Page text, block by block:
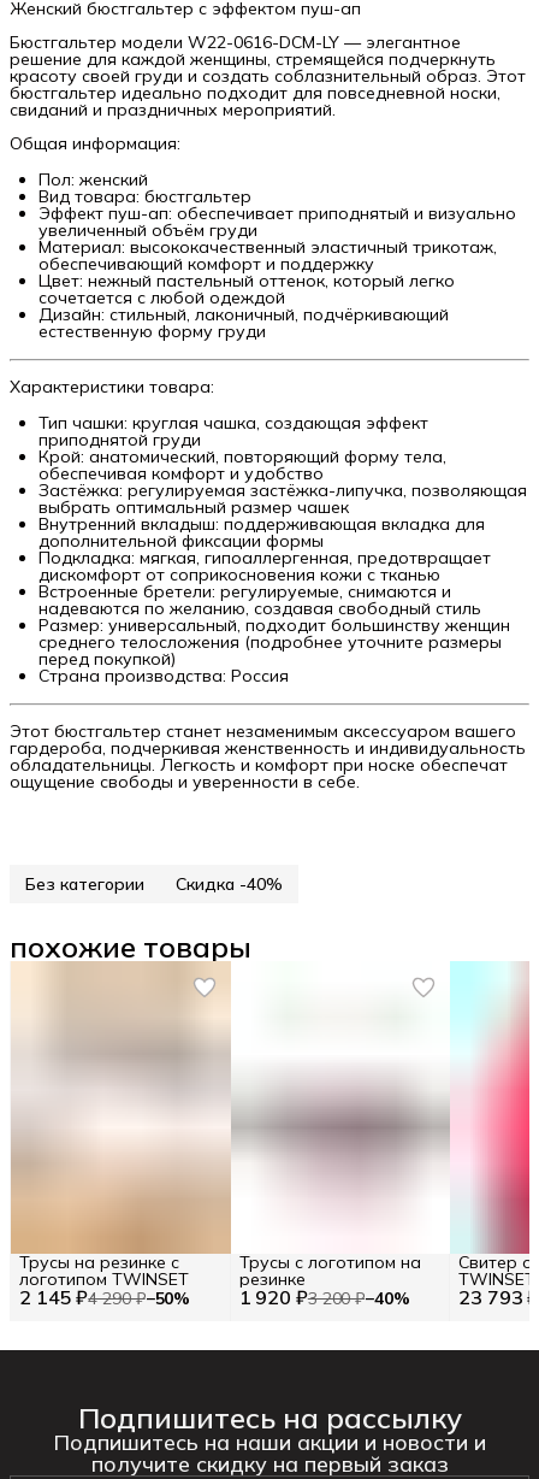
Женский бюстгальтер с эффектом пуш-ап
Бюстгальтер модели W22-0616-DCM-LY — элегантное
решение для каждой женщины, стремящейся подчеркнуть
красоту своей груди и создать соблазнительный образ. Этот
бюстгальтер идеально подходит для повседневной носки,
свиданий и праздничных мероприятий.
Общая информация:
Пол: женский
Вид товара: бюстгальтер
Эффект пуш-ап: обеспечивает приподнятый и визуально
увеличенный объём груди
Материал: высококачественный эластичный трикотаж,
обеспечивающий комфорт и поддержку
Цвет: нежный пастельный оттенок, который легко
сочетается с любой одеждой
Дизайн: стильный, лаконичный, подчёркивающий
естественную форму груди
Характеристики товара:
Тип чашки: круглая чашка, создающая эффект
приподнятой груди
Крой: анатомический, повторяющий форму тела,
обеспечивая комфорт и удобство
Застёжка: регулируемая застёжка-липучка, позволяющая
выбрать оптимальный размер чашек
Внутренний вкладыш: поддерживающая вкладка для
дополнительной фиксации формы
Подкладка: мягкая, гипоаллергенная, предотвращает
дискомфорт от соприкосновения кожи с тканью
Встроенные бретели: регулируемые, снимаются и
надеваются по желанию, создавая свободный стиль
Размер: универсальный, подходит большинству женщин
среднего телосложения (подробнее уточните размеры
перед покупкой)
Страна производства: Россия
Этот бюстгальтер станет незаменимым аксессуаром вашего
гардероба, подчеркивая женственность и индивидуальность
обладательницы. Легкость и комфорт при носке обеспечат
ощущение свободы и уверенности в себе.
Без категории Скидка -40%
похожие товары
2 145 ₽4 290 ₽−50%
Трусы на резинке с
логотипом TWINSET
1 920 ₽3 200 ₽−40%
Трусы с логотипом на
резинке
23 793 ₽
Свитер
S
Подпишитесь на рассылку
Подпишитесь на наши акции и новости и
получите скидку на первый заказ